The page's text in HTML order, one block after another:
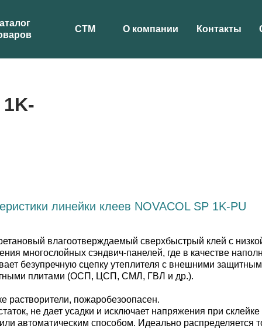
СТМ О компании Контакты
1K-
линейки клеев NOVACOL SP 1K-PU
влагоотверждаемый сверхбыстрый клей с
многослойных сэндвич-панелей, где в качестве
безупречную сцепку утеплителя с внешними
плитами (ОСП, ЦСП, СМЛ, ГВЛ и др.).
растворители, пожаробезоопасен.
не дает усадки и исключает напряжения при склейке
автоматическим способом. Идеально распределяется